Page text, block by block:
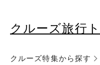
クルーズ旅行
クルーズ特集から探す